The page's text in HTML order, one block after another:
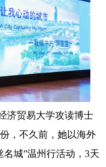
贸易大学攻读博士
，不久前，她以海外
城”温州行活动，3天